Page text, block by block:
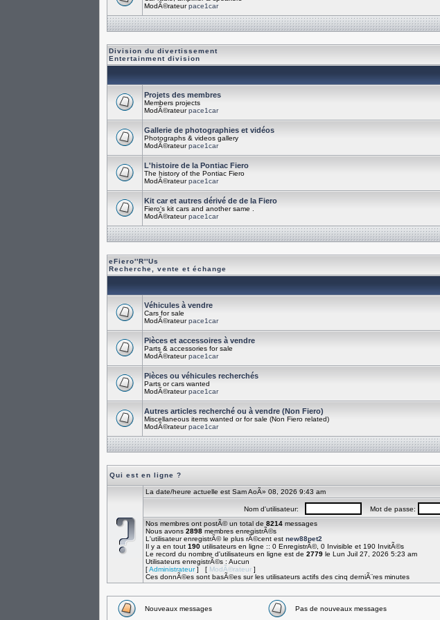
ModÃ©rateurpace1car
Division du divertissement
Entertainment division
Projets des membres
Members projects
ModÃ©rateurpace1car
Gallerie de photographies et vidéos
Photographs & videos gallery
ModÃ©rateurpace1car
L'histoire de la Pontiac Fiero
The history of the Pontiac Fiero
ModÃ©rateurpace1car
Kit car et autres dérivé de de la Fiero
Fiero's kit cars and another same .
ModÃ©rateurpace1car
eFiero''R''Us
Recherche, vente et échange
Véhicules à vendre
Cars for sale
ModÃ©rateurpace1car
Pièces et accessoires à vendre
Parts & accessories for sale
ModÃ©rateurpace1car
Pièces ou véhicules recherchés
Parts or cars wanted
ModÃ©rateurpace1car
Autres articles recherché ou à vendre (Non Fiero)
Miscellaneous items wanted or for sale (Non Fiero related)
ModÃ©rateurpace1car
Qui est en ligne ?
La date/heure actuelle est Sam AoÃ» 08, 2026 9:43 am
Nom d'utilisateur: Mot de passe:
Nos membres ont postÃ© un total de 8214messages
Nous avons 2898membres enregistrÃ©s
L'utilisateur enregistrÃ© le plus rÃ©cent est new88pet2
Il y a en tout 190utilisateurs en ligne :: 0 EnregistrÃ©, 0 Invisible et 190 InvitÃ©s
Le record du nombre d'utilisateurs en ligne est de 2779le Lun Juil 27, 2026 5:23 am
Utilisateurs enregistrÃ©s : Aucun
[Administrateur] [ ModÃ©rateur]
Ces donnÃ©es sont basÃ©es sur les utilisateurs actifs des cinq derniÃ¨res minutes
Nouveaux messages Pas de nouveaux messages